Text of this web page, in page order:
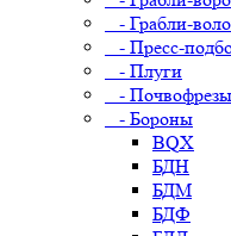
- Грабли-
- Пресс-
- Плуги
- Почвофрезы
- Бороны
BQX
БДН
БДМ
БДФ